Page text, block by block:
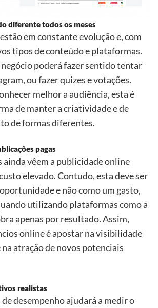
diferente todos os meses
em constante evolução e, com
tipos de conteúdo e plataformas.
ócio poderá fazer sentido tentar
ou fazer quizes e votações.
melhor a audiência, estaé
de manter a criatividade e de
de formas diferentes.
pagas
ainda vêem a publicidade online
elevado. Contudo, esta deve ser
e não como um gasto,
utilizando plataformas como a
apenas por resultado. Assim,
onlineéapostar na visibilidade
na atração de novos potenciais
realistas
desempenho ajudará a medir o